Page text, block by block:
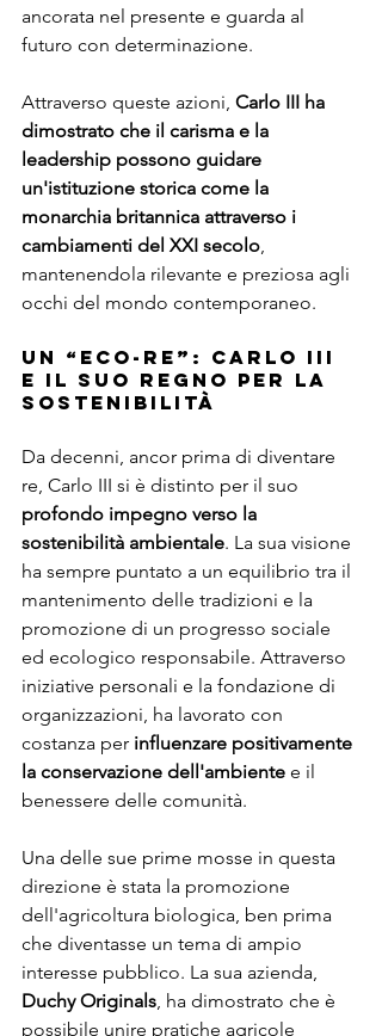
ancorata nel presente e guarda al
futuro con determinazione.
Attraverso queste azioni, Carlo III ha
dimostrato che il carisma e la
leadership possono guidare
un'istituzione storica come la
monarchia britannica attraverso i
cambiamenti del XXI secolo,
mantenendola rilevante e preziosa agli
occhi del mondo contemporaneo.
Un “Eco-Re”: Carlo III
e il Suo Regno per la
Sostenibilità
Da decenni, ancor prima di diventare
re, Carlo III si è distinto per il suo
profondo impegno verso la
sostenibilità ambientale. La sua visione
ha sempre puntato a un equilibrio tra il
mantenimento delle tradizioni e la
promozione di un progresso sociale
ed ecologico responsabile. Attraverso
iniziative personali e la fondazione di
organizzazioni, ha lavorato con
costanza per influenzare positivamente
la conservazione dell'ambiente e il
benessere delle comunità.
Una delle sue prime mosse in questa
direzione è stata la promozione
dell'agricoltura biologica, ben prima
che diventasse un tema di ampio
interesse pubblico. La sua azienda,
Duchy Originals, ha dimostrato che è
possibile unire pratiche agricole